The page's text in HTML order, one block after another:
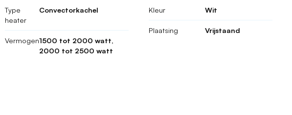
Type
heater
Convectorkachel
Vermogen1500 tot 2000 watt,
2000 tot 2500 watt
Kleur Wit
Plaatsing Vrijstaand